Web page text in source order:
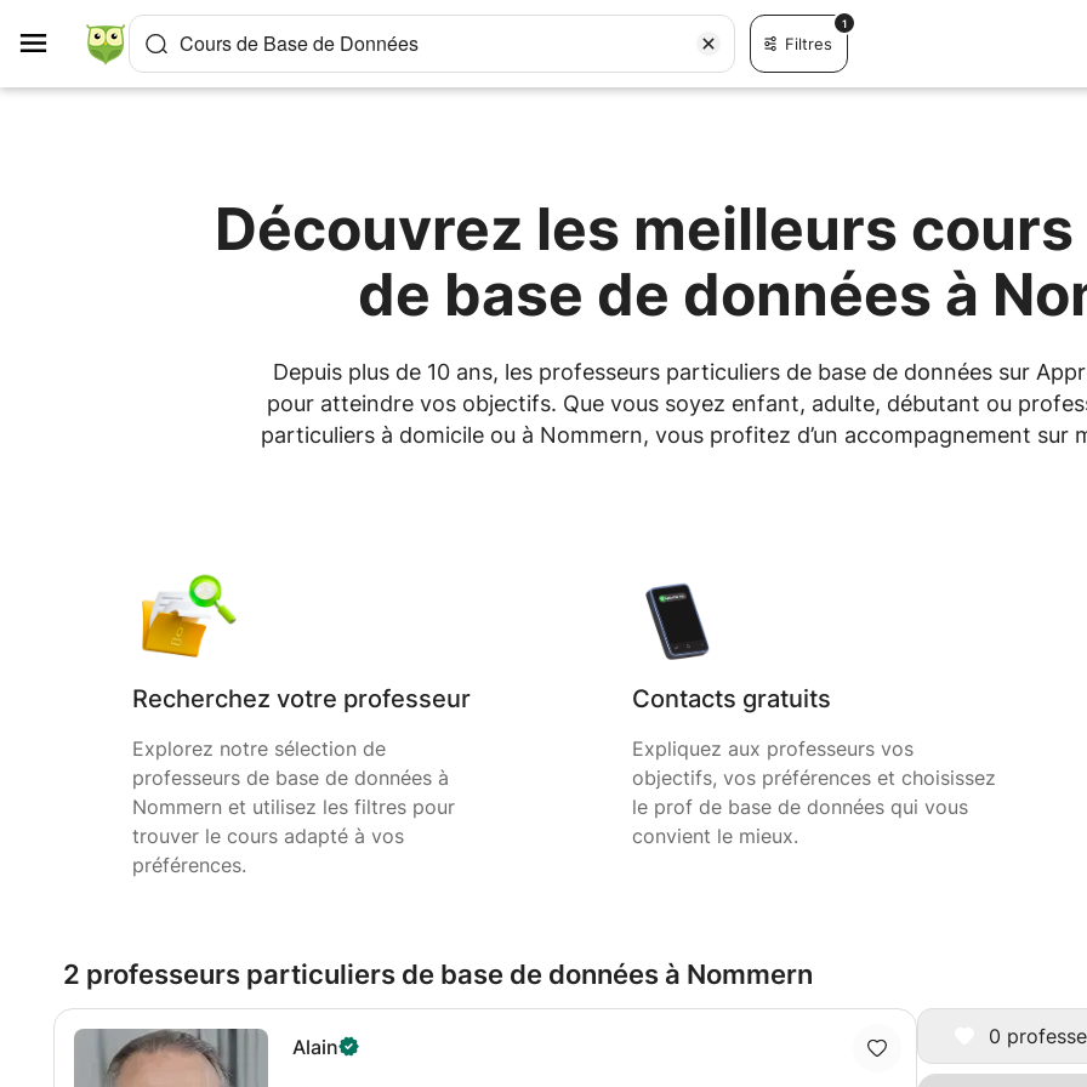
Cours de Base de Données Filtres
1
Découvrez les meilleurs
de base de données à
Depuis plus de 10 ans, les professeurs particuliers de base de données sur
pour atteindre vos objectifs. Que vous soyez enfant, adulte, débutant ou
particuliers à domicile ou à Nommern, vous profitez d’un accompagnement sur
Recherchez votre professeur
Explorez notre sélection de
professeurs de base de données à
Nommern et utilisez les filtres pour
trouver le cours adapté à vos
préférences.
Contacts gratuits
Expliquez aux professeurs vos
objectifs, vos préférences et choisissez
le prof de base de données qui vous
convient le mieux.
0
2 professeurs particuliers de base de données à Nommern
Alain